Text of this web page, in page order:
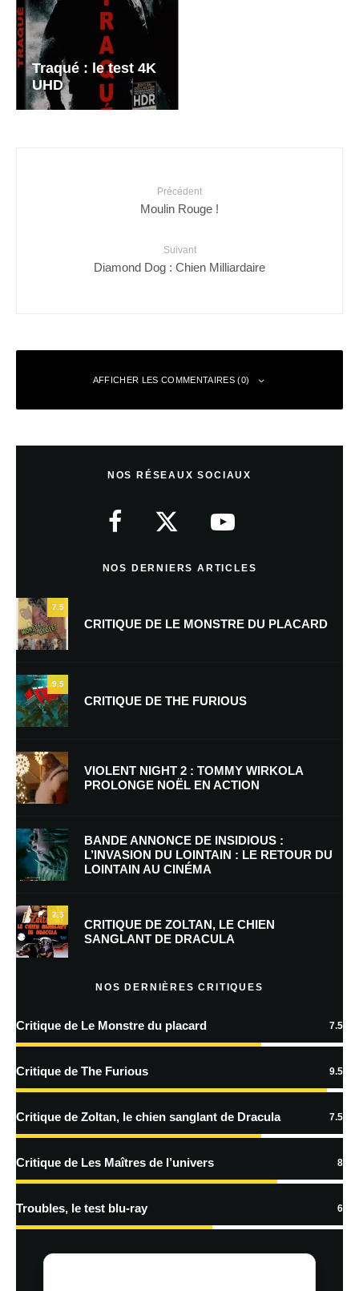
Traqué : le test 4K
UHD
Précédent
Moulin Rouge !
Suivant
Diamond Dog : Chien Milliardaire
AFFICHER LES COMMENTAIRES (0)
Nom*
E-mail *
Enregistrer mon nom, mon e-mail et mon site dans le navigateur pour
mon prochain commentaire.
plus sur la façon dont les données de vos commentaires sont
NOS RÉSEAUX SOCIAUX
NOS DERNIERS ARTICLES
7.5
CRITIQUE DE LE MONSTRE DU PLACARD
9.5
CRITIQUE DE THE FURIOUS
VIOLENT NIGHT 2 : TOMMY WIRKOLA
PROLONGE NOËL EN ACTION
BANDE ANNONCE DE INSIDIOUS :
L’INVASION DU LOINTAIN : LE RETOUR DU
LOINTAIN AU CINÉMA
7.5
CRITIQUE DE ZOLTAN, LE CHIEN
SANGLANT DE DRACULA
NOS DERNIÈRES CRITIQUES
Critique de Le Monstre du placard 7.5
Critique de The Furious 9.5
Critique de Zoltan, le chien sanglant de Dracula 7.5
Critique de Les Maîtres de l’univers 8
Troubles, le test blu-ray 6